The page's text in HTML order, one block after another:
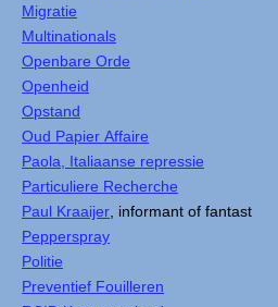
Migratie
Multinationals
Openbare Orde
Openheid
Opstand
Oud Papier Affaire
Paola, Italiaanse repressie
Particuliere Recherche
Paul Kraaijer , informant of fantast
Pepperspray
Politie
Preventief Fouilleren